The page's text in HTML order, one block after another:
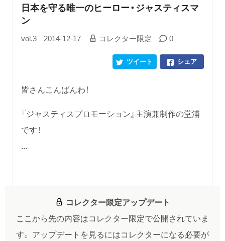
日本を守る唯一のヒーロー・ジャスティスマ
ン
vol.3 2014-12-17 コレクター限定 0
シェア
ツイート
皆さんこんばんわ！
『ジャスティスプロモーション』主演兼制作の堂浦
です！
...
コレクター限定アップデート
ここから先の内容はコレクター限定で公開されていま
す。 アップデートを見るにはコレクターになる必要が